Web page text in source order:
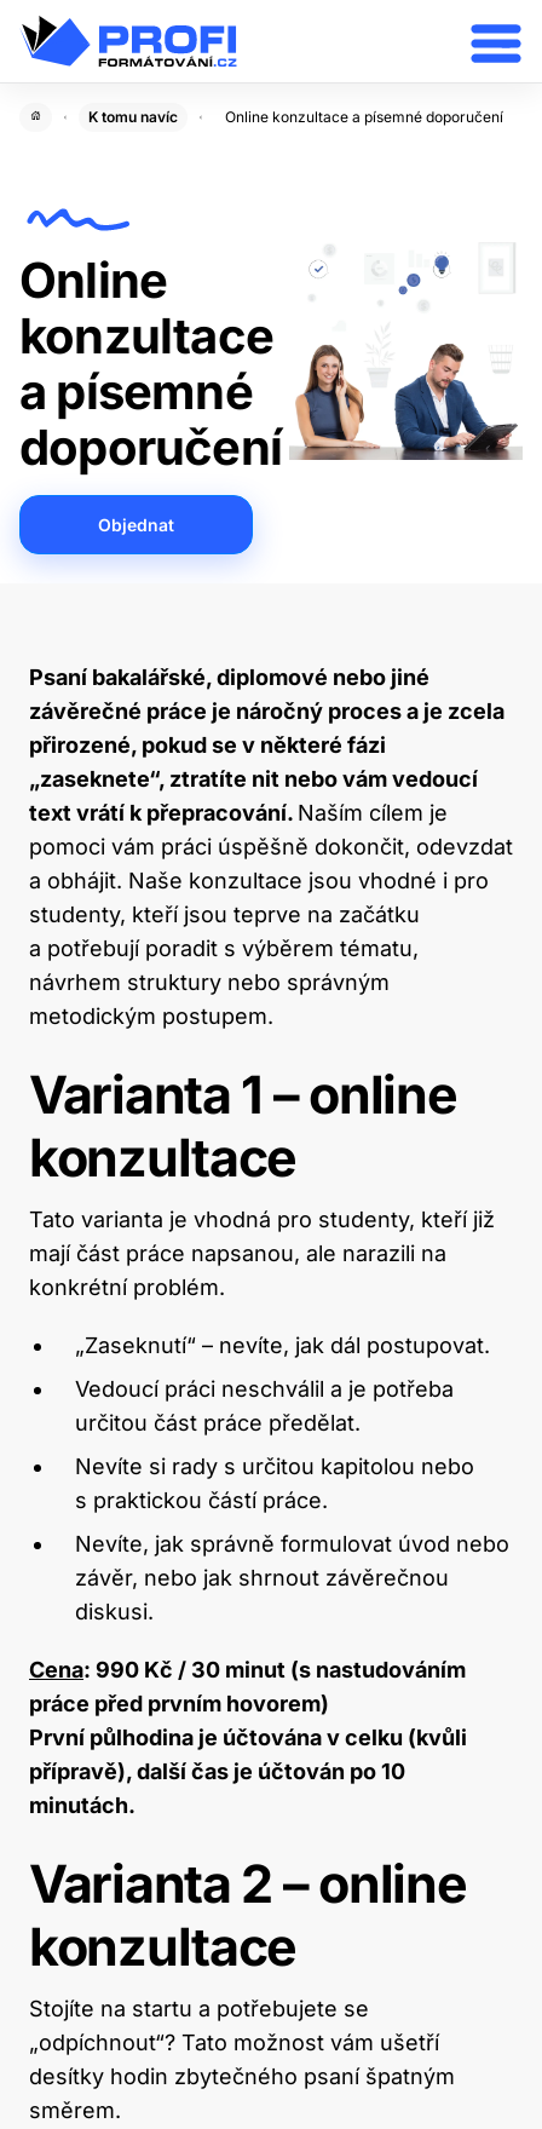
K tomu navíc Online konzultace a písemné doporučení
Online
konzultace
a písemné
doporučení
Objednat
Psaní bakalářské, diplomové nebo jiné
závěrečné práce je náročný proces a je zcela
přirozené, pokud se v některé fázi
„zaseknete“, ztratíte nit nebo vám vedoucí
text vrátí k přepracování. Naším cílem je
pomoci vám práci úspěšně dokončit, odevzdat
a obhájit. Naše konzultace jsou vhodné i pro
studenty, kteří jsou teprve na začátku
a potřebují poradit s výběrem tématu,
návrhem struktury nebo správným
metodickým postupem.
Varianta 1 – online
konzultace
Tato varianta je vhodná pro studenty, kteří již
mají část práce napsanou, ale narazili na
konkrétní problém.
„Zaseknutí“ – nevíte, jak dál postupovat.
Vedoucí práci neschválil a je potřeba
určitou část práce předělat.
Nevíte si rady s určitou kapitolou nebo
s praktickou částí práce.
Nevíte, jak správně formulovat úvod nebo
závěr, nebo jak shrnout závěrečnou
diskusi.
Cena: 990 Kč / 30 minut (s nastudováním
práce před prvním hovorem)
První půlhodina je účtována v celku (kvůli
přípravě), další čas je účtován po 10
minutách.
Varianta 2 – online
konzultace
Stojíte na startu a potřebujete se
„odpíchnout“? Tato možnost vám ušetří
desítky hodin zbytečného psaní špatným
směrem.